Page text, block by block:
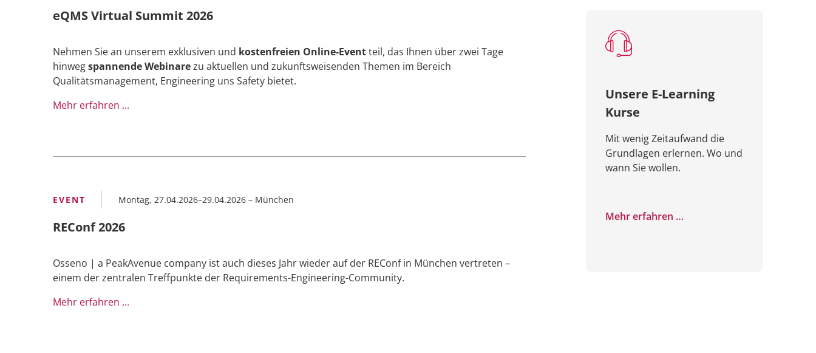
eQMS Virtual Summit 2026
Nehmen Sie an unserem exklusiven und kostenfreien Online-Eventteil, das Ihnen über zwei Tage
hinwegspannende Webinarezu aktuellen und zukunftsweisenden Themen im Bereich
Qualitätsmanagement, Engineering uns Safety bietet.
Mehr erfahren ...
Montag, 27.04.2026–29.04.2026– München
REConf 2026
Osseno | a PeakAvenue company ist auch dieses Jahr wieder auf der REConf in München vertreten –
einem der zentralen Treffpunkte der Requirements-Engineering-Community.
Mehr erfahren ...
Unsere E-Learning
Kurse
Mit wenig Zeitaufwand die
Grundlagen erlernen. Wo und
wann Sie wollen.
Mehr erfahren …